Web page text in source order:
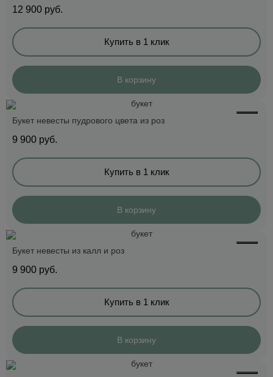
12 900 руб.
Купить в 1 клик
В корзину
Букет невесты пудрового цвета из роз
9 900 руб.
Купить в 1 клик
В корзину
Букет невесты из калл и роз
9 900 руб.
Купить в 1 клик
В корзину